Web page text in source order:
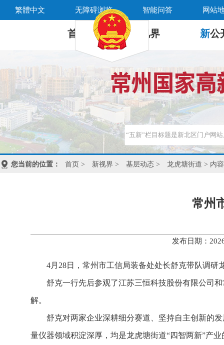
繁體中文 无障碍浏览 智能问答 网站
首 页 新 视界 新公
您当前的位置： 首页 > 新视界 > 基层动态 > 龙虎塘街道 > 内容
常州
发布日期：
4月28日，常州市工信局装备处处长舒克带队调
舒克一行先后参观了江苏三恒科技股份有限公司
解。
舒克对两家企业深耕细分赛道、坚持自主创新的
量仪器领域积淀深厚，均是龙虎塘街道“四智两新”产